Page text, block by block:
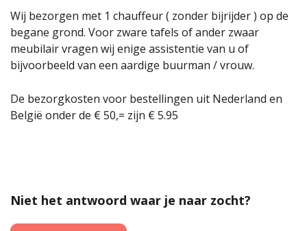
Contact
Wenslijst
Wij bezorgen met 1 chauffeur ( zonder bijrijder ) op de
begane grond. Voor zware tafels of ander zwaar
meubilair vragen wij enige assistentie van u of
bijvoorbeeld van een aardige buurman / vrouw.
De bezorgkosten voor bestellingen uit Nederland en
België onder de € 50,= zijn € 5.95
Niet het antwoord waar je naar zocht?